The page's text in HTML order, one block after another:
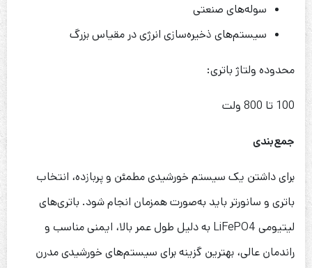
سوله‌های صنعتی
سیستم‌های ذخیره‌سازی انرژی در مقیاس بزرگ
محدوده ولتاژ باتری:
100 تا 800 ولت
جمع‌بندی
برای داشتن یک سیستم خورشیدی مطمئن و پربازده، انتخاب
باتری و سانورتر باید به‌صورت همزمان انجام شود. باتری‌های
لیتیومی LiFePO4 به دلیل طول عمر بالا، ایمنی مناسب و
راندمان عالی، بهترین گزینه برای سیستم‌های خورشیدی مدرن